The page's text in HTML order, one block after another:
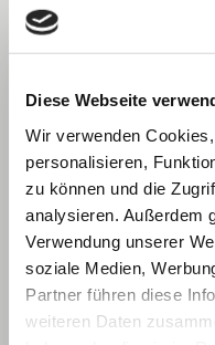
Diese Webseite
Wir verwenden
personalisieren,
zu können und die
analysieren. Außerdem
Verwendung unserer
soziale Medien,
Partner führen diese
weiteren Daten
Dachbegrünung
jegliches Material